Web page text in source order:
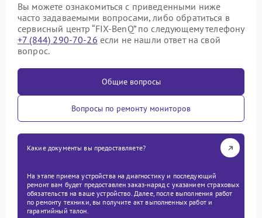
Вы можете ознакомиться с приведенными ниже
часто задаваемыми вопросами, либо обратиться в
сервисный центр “FIX-BenQ” по следующему телефону
+7 (844) 290-70-26 если не нашли ответ на свой
вопрос.
Общие вопросы
Вопросы по ремонту мониторов
Какие документы вы предоставляете?
На этапе приема устройства на диагностику и последующий
ремонт вам будет предоставлен заказ-наряд с указанием страховых
обязательств на ваше устройство. Далее, после выполнения работ
по ремонту техники, вы получите акт выполненных работ и
гарантийный талон.